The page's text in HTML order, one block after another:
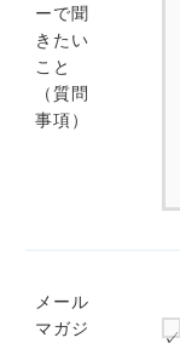
ーで聞
きたい
こと
（質問
事項）
メール
マガジ